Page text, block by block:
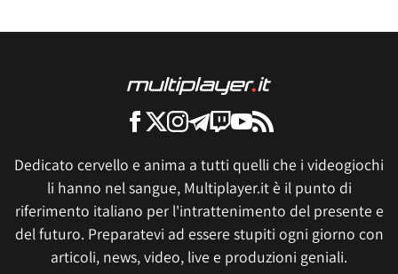
Dedicato cervello e anima a tutti quelli che i videogiochi
li hanno nel sangue, Multiplayer.it è il punto di
riferimento italiano per l'intrattenimento del presente e
del futuro. Preparatevi ad essere stupiti ogni giorno con
articoli, news, video, live e produzioni geniali.